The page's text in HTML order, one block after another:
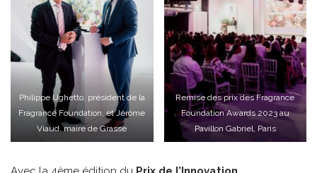
Philippe Ughetto, président de la
Fragrance Foundation, et Jérôme
Viaud, maire de Grasse
Remise des prix des Fragrance
Foundation Awards 2023 au
Pavillon Gabriel, Paris